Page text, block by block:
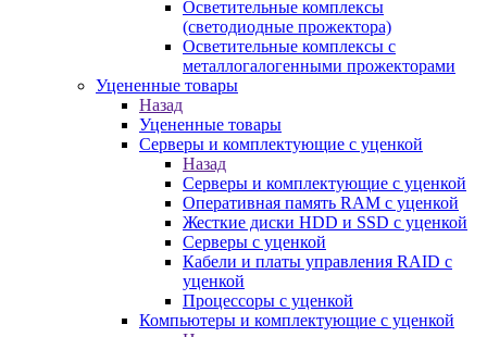
Осветительные комплексы
(светодиодные прожектора)
Осветительные комплексы с
металлогалогенными прожекторами
Уцененные товары
Назад
Уцененные товары
Серверы и комплектующие с уценкой
Назад
Серверы и комплектующие с уценкой
Оперативная память RAM с уценкой
Жесткие диски HDD и SSD с уценкой
Серверы с уценкой
Кабели и платы управления RAID с
уценкой
Процессоры с уценкой
Компьютеры и комплектующие с уценкой